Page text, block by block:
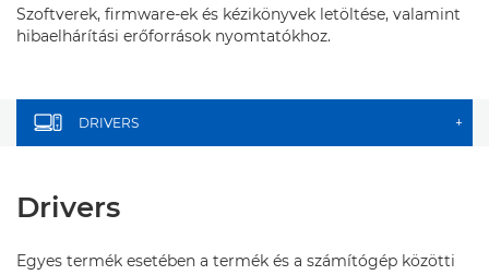
Szoftverek, firmware-ek és kézikönyvek letöltése, valamint
hibaelhárítási erőforrások nyomtatókhoz.
DRIVERS +
Drivers
Egyes termék esetében a termék és a számítógép közötti